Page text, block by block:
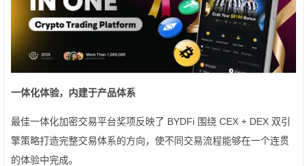
一体化体验，内建于产品体系
最佳一体化加密交易平台奖项反映了 BYDFi 围绕 CEX + DEX 双引
擎策略打造完整交易体系的方向，使不同交易流程能够在一个连贯
的体验中完成。